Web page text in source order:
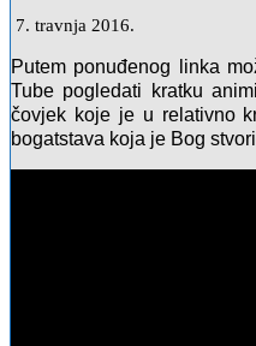
7. travnja 2016.
Putem ponuđenog linka
Tube pogledati kratku
čovjek koje je u relativno
bogatstava koja je Bog